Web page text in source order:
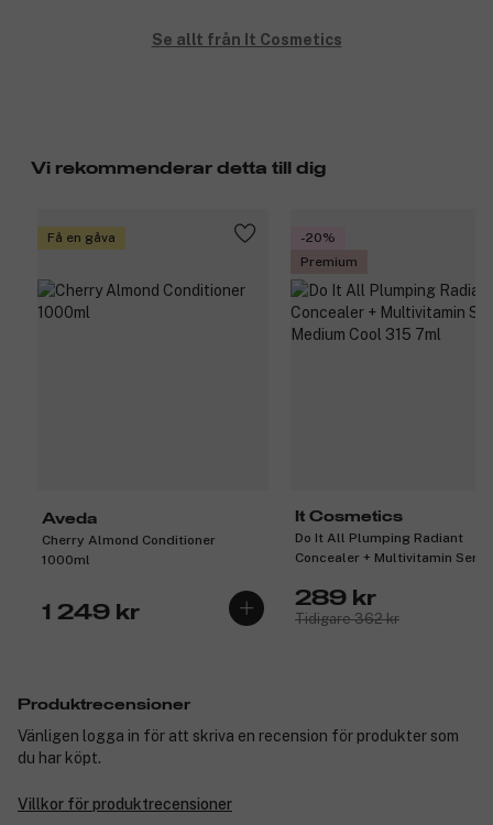
Se allt från It Cosmetics
Vi rekommenderar detta till dig
Få en gåva
Aveda
Cherry Almond Conditioner
1000ml
1 249 kr
-20%
Premium
It Cosmetics
Do It All Plumping Radiant
Concealer + Multivitamin
289 kr
Tidigare 362 kr
Produktrecensioner
Vänligen logga in för att skriva en recension för produkter som
du har köpt.
Villkor för produktrecensioner